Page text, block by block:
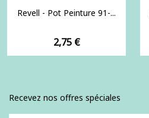
Revell - Pot Peinture 91-...
Prix
2,75 €
Recevez nos offres spéciales